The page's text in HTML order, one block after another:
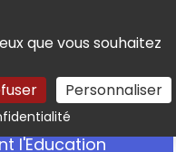
que vous souhaitez
Personnaliser
Rechercher
l'Education